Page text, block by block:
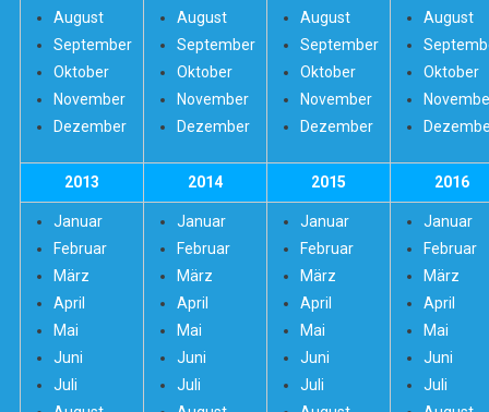
August
September
Oktober
November
Dezember
August
September
Oktober
November
Dezember
August
September
Oktober
November
Dezember
August
Oktober
2013 2014 2015 2016
Januar
Februar
März
April
Mai
Juni
Juli
Januar
Februar
März
April
Mai
Juni
Juli
Januar
Februar
März
April
Mai
Juni
Juli
Januar
Februar
März
April
Mai
Juni
Juli